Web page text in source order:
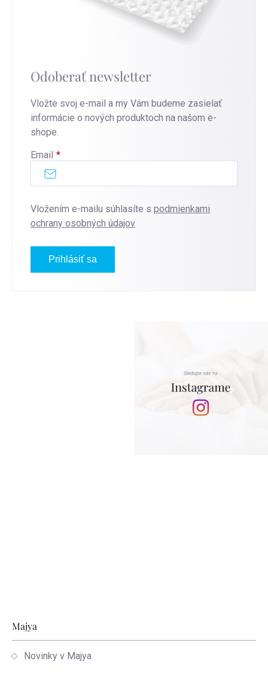
Odoberať newsletter
Vložte svoj e-mail a my Vám budeme zasielať
informácie o nových produktoch na našom e-
shope.
Email
Vložením e-mailu súhlasíte s podmienkami
ochrany osobných údajov
Prihlásiť sa
Zápätie
Majya
Novinky v Majya